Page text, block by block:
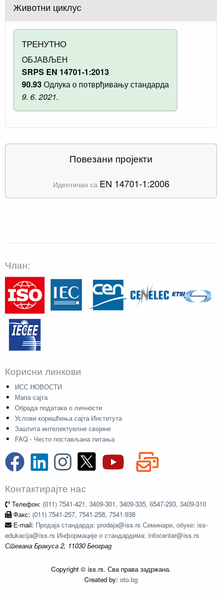
Животни циклус
ТРЕНУТНО
ОБЈАВЉЕН
SRPS EN 14701-1:2013
90.93Одлука о потврђивању стандарда
9. 6. 2021.
Повезани пројекти
Идентичан са EN 14701-1:2006
Члан:
Корисни линкови
ИСС НОВОСТИ
Мапа сајта
Обрада података о личности
Услови коришћења сајта Института
Заштита интелектуелне својине
FAQ - Често постављана питања
Контактирајте нас
Телефон: (011) 7541-421, 3409-301, 3409-335, 6547-293, 3409-310
Факс: (011) 7541-257, 7541-258, 7541-938
E-mail: Продаја стандарда: prodaja@iss.rs Семинари, обуке: iss-
edukacija@iss.rs Информације о стандардима: infocentar@iss.rs
Стевана Бракуса 2, 11030 Београд
Copyright © iss.rs. Сва права задржана.
Created by: oto.bg